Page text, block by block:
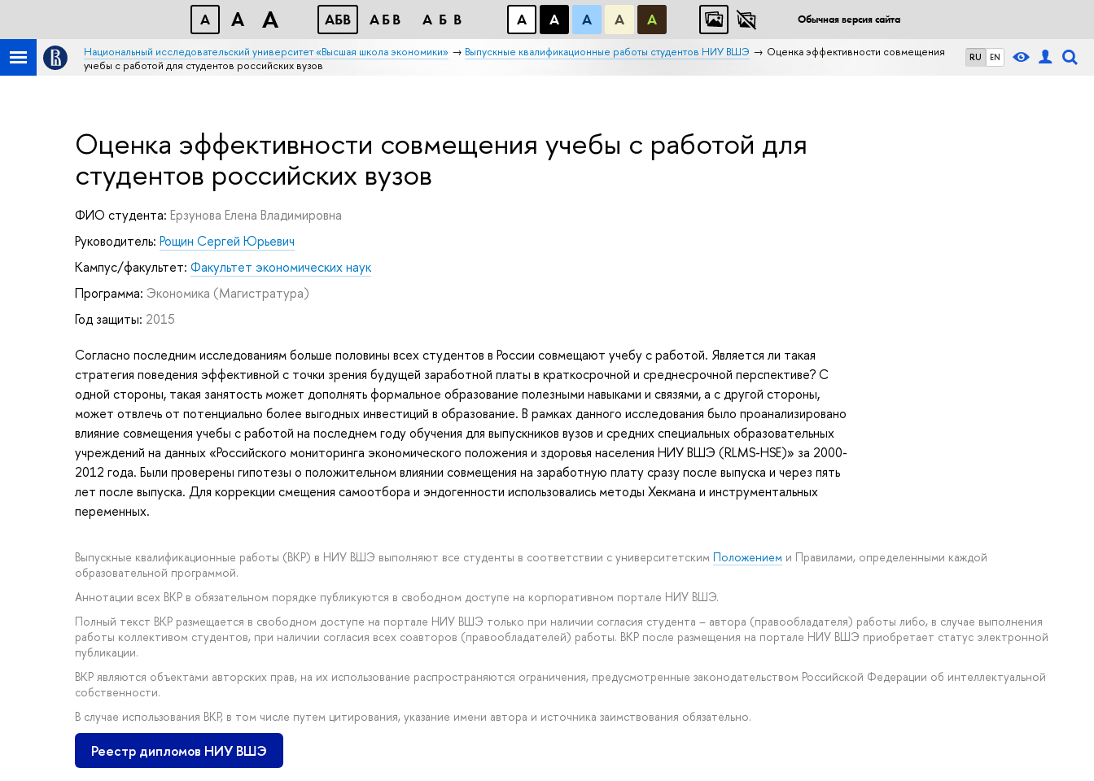
A A A АБB АБB АБB А А А А А Обычная версия сайта
RU EN
Национальный исследовательский университет «Высшая школа экономики» Выпускные квалификационные работы студентов НИУ ВШЭ
Оценка эффективности совмещения
учебы с работой для студентов российских вузов
Оценка эффективности совмещения учебы с работой для
студентов российских вузов
ФИО студента: Ерзунова Елена Владимировна
Руководитель: Рощин Сергей Юрьевич
Кампус/факультет: Факультет экономических наук
Программа: Экономика (Магистратура)
Год защиты: 2015
Согласно последним исследованиям больше половины всех студентов в России совмещают учебу с работой. Является ли такая
стратегия поведения эффективной с точки зрения будущей заработной платы в краткосрочной и среднесрочной перспективе? С
одной стороны, такая занятость может дополнять формальное образование полезными навыками и связями, а с другой стороны,
может отвлечь от потенциально более выгодных инвестиций в образование. В рамках данного исследования было проанализировано
влияние совмещения учебы с работой на последнем году обучения для выпускников вузов и средних специальных образовательных
учреждений на данных «Российского мониторинга экономического положения и здоровья населения НИУ ВШЭ (RLMS-HSE)» за 2000-
2012 года. Были проверены гипотезы о положительном влиянии совмещения на заработную плату сразу после выпуска и через пять
лет после выпуска. Для коррекции смещения самоотбора и эндогенности использовались методы Хекмана и инструментальных
переменных.
Выпускные квалификационные работы (ВКР) в НИУ ВШЭ выполняют все студенты в соответствии с университетским Положением и Правилами, определенными каждой
образовательной программой.
Аннотации всех ВКР в обязательном порядке публикуются в свободном доступе на корпоративном портале НИУ ВШЭ.
Полный текст ВКР размещается в свободном доступе на портале НИУ ВШЭ только при наличии согласия студента – автора (правообладателя) работы либо, в случае выполнения
работы коллективом студентов, при наличии согласия всех соавторов (правообладателей) работы. ВКР после размещения на портале НИУ ВШЭ приобретает статус электронной
публикации.
ВКР являются объектами авторских прав, на их использование распространяются ограничения, предусмотренные законодательством Российской Федерации об интеллектуальной
собственности.
В случае использования ВКР, в том числе путем цитирования, указание имени автора и источника заимствования обязательно.
Реестр дипломов НИУ ВШЭ